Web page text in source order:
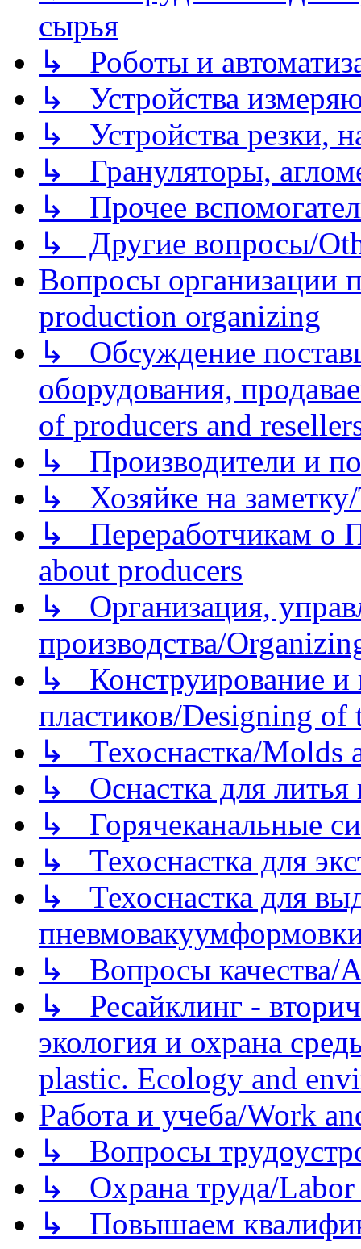
сырья
↳ Роботы и
↳ Устройства
↳ Устройства резки,
↳ Грануляторы,
↳ Прочее
↳ Другие вопросы/
Вопросы организации
production organizing
↳ Обсуждение
оборудования,
of producers and
↳ Производители и
↳ Хозяйке на
↳ Переработчикам о
about producers
↳ Организация,
производства/
↳ Конструирование и
пластиков/Designing of
↳ Техоснастка/Molds
↳ Оснастка для литья
↳ Горячеканальные
↳ Техоснастка для
↳ Техоснастка для
↳ Вопросы качества/
↳ Ресайклинг -
экология и охрана
plastic. Ecology and
Работа и учеба/Work
↳ Вопросы
↳ Охрана труда/Labor
↳ Повышаем